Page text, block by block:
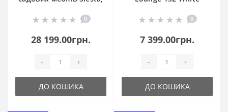
Olive Green 0
28 199.00грн.
- +
ДО КОШИКА
0
7 399.00грн.
- +
ДО КОШИКА